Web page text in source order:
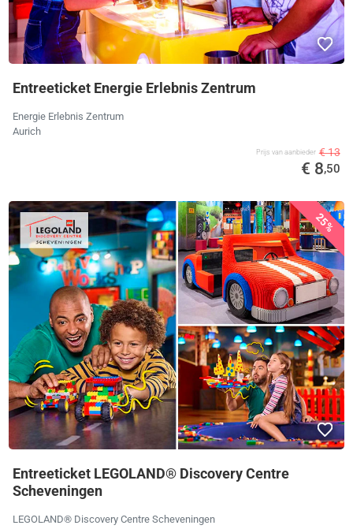
Entreeticket Energie Erlebnis Zentrum
Energie Erlebnis Zentrum
Aurich
Prijs van aanbieder € 13
€ 8,50
25%
Entreeticket LEGOLAND® Discovery Centre
Scheveningen
LEGOLAND® Discovery Centre Scheveningen